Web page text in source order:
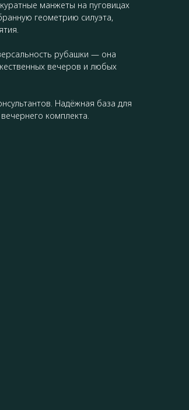
манжеты на пуговицах
геометрию силуэта,
рубашки — она
вечеров и любых
Надёжная база для
комплекта.